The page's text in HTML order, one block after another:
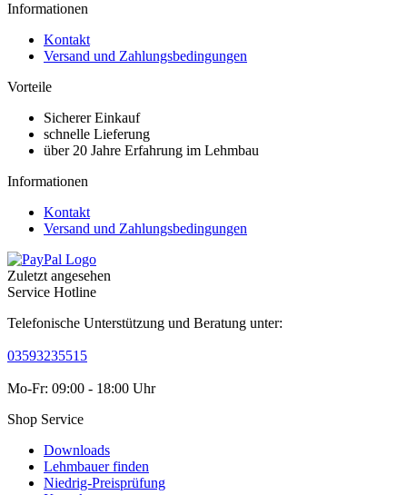
Informationen
Kontakt
Versand und Zahlungsbedingungen
Vorteile
Sicherer Einkauf
schnelle Lieferung
über 20 Jahre Erfahrung im Lehmbau
Informationen
Kontakt
Versand und Zahlungsbedingungen
Zuletzt angesehen
Service Hotline
Telefonische Unterstützung und Beratung unter:
03593235515
Mo-Fr: 09:00 - 18:00 Uhr
Shop Service
Downloads
Lehmbauer finden
Niedrig-Preisprüfung